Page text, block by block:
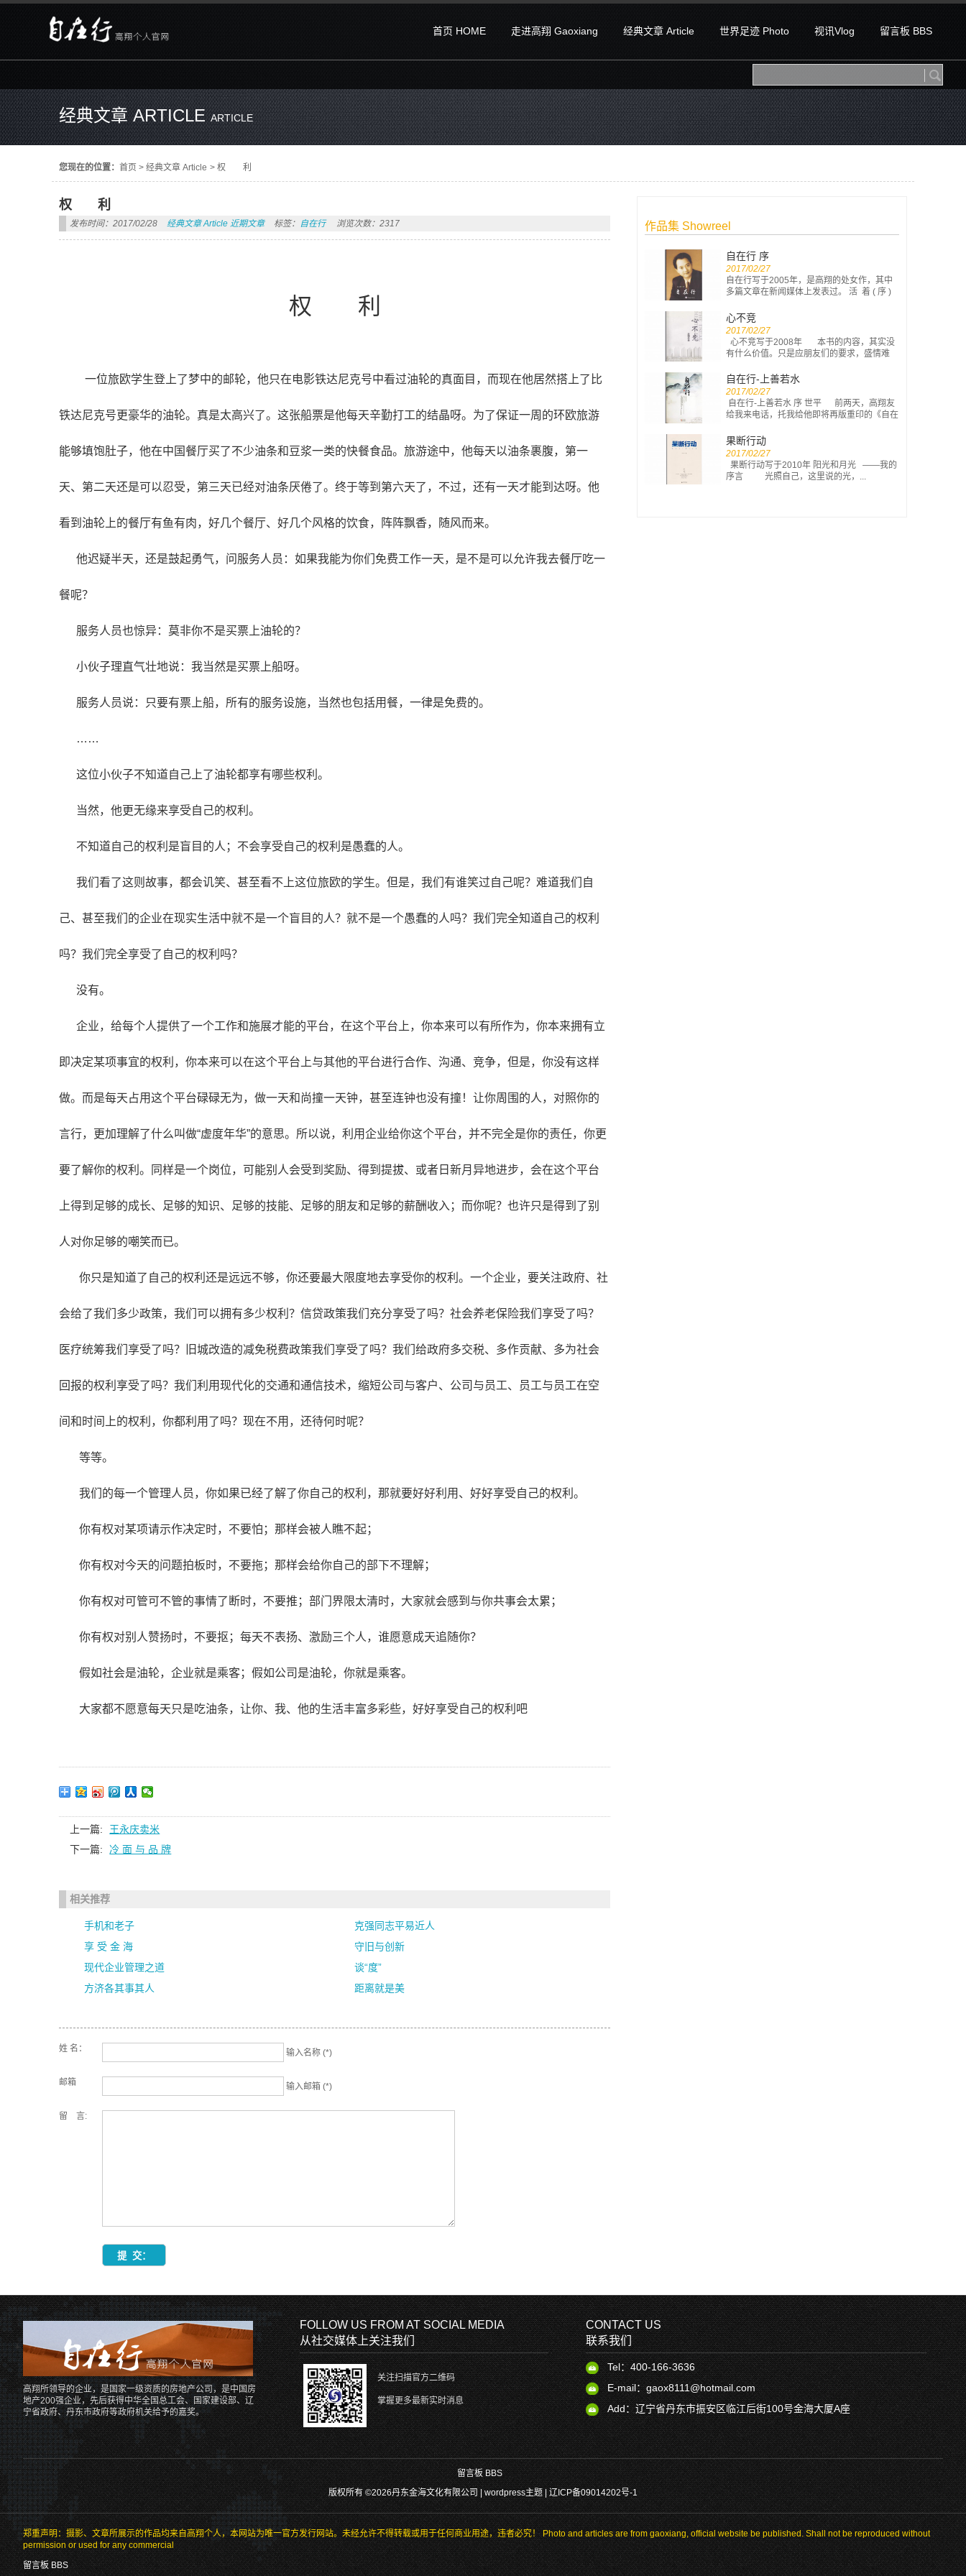
首页 HOME 走进高翔 Gaoxiang 经典文章 Article 世界足迹 Photo 视讯Vlog 留言板 BBS
经典文章 ARTICLEARTICLE
您现在的位置： 首页 > 经典文章 Article > 权 利
作品集 Showreel
自在行 序
2017/02/27
自在行写于2005年，是高翔的处女作，其中
多篇文章在新闻媒体上发表过。 活 着 ( 序 )
心不竞
2017/02/27
心不竞写于2008年 本书的内容，其实没
有什么价值。只是应朋友们的要求，盛情难
自在行-上善若水
2017/02/27
自在行-上善若水 序 世平 前两天，高翔友
给我来电话，托我给他即将再版重印的《自在
果断行动
2017/02/27
果断行动写于2010年 阳光和月光 ——我的
序言 光照自己，这里说的光，...
权 利
发布时间：2017/02/28 经典文章 Article 近期文章 标签： 自在行 浏览次数：2317
权 利
一位旅欧学生登上了梦中的邮轮，他只在电影铁达尼克号中看过油轮的真面目，而现在他居然搭上了比
铁达尼克号更豪华的油轮。真是太高兴了。这张船票是他每天辛勤打工的结晶呀。为了保证一周的环欧旅游
能够填饱肚子，他在中国餐厅买了不少油条和豆浆一类的快餐食品。旅游途中，他每天以油条裹腹，第一
天、第二天还是可以忍受，第三天已经对油条厌倦了。终于等到第六天了，不过，还有一天才能到达呀。他
看到油轮上的餐厅有鱼有肉，好几个餐厅、好几个风格的饮食，阵阵飘香，随风而来。
他迟疑半天，还是鼓起勇气，问服务人员：如果我能为你们免费工作一天，是不是可以允许我去餐厅吃一
餐呢？
服务人员也惊异：莫非你不是买票上油轮的？
小伙子理直气壮地说：我当然是买票上船呀。
服务人员说：只要有票上船，所有的服务设施，当然也包括用餐，一律是免费的。
……
这位小伙子不知道自己上了油轮都享有哪些权利。
当然，他更无缘来享受自己的权利。
不知道自己的权利是盲目的人；不会享受自己的权利是愚蠢的人。
我们看了这则故事，都会讥笑、甚至看不上这位旅欧的学生。但是，我们有谁笑过自己呢？难道我们自
己、甚至我们的企业在现实生活中就不是一个盲目的人？就不是一个愚蠢的人吗？我们完全知道自己的权利
吗？我们完全享受了自己的权利吗？
没有。
企业，给每个人提供了一个工作和施展才能的平台，在这个平台上，你本来可以有所作为，你本来拥有立
即决定某项事宜的权利，你本来可以在这个平台上与其他的平台进行合作、沟通、竞争，但是，你没有这样
做。而是每天占用这个平台碌碌无为，做一天和尚撞一天钟，甚至连钟也没有撞！让你周围的人，对照你的
言行，更加理解了什么叫做“虚度年华”的意思。所以说，利用企业给你这个平台，并不完全是你的责任，你更
要了解你的权利。同样是一个岗位，可能别人会受到奖励、得到提拔、或者日新月异地进步，会在这个平台
上得到足够的成长、足够的知识、足够的技能、足够的朋友和足够的薪酬收入；而你呢？也许只是得到了别
人对你足够的嘲笑而已。
你只是知道了自己的权利还是远远不够，你还要最大限度地去享受你的权利。一个企业，要关注政府、社
会给了我们多少政策，我们可以拥有多少权利？信贷政策我们充分享受了吗？社会养老保险我们享受了吗？
医疗统筹我们享受了吗？旧城改造的减免税费政策我们享受了吗？我们给政府多交税、多作贡献、多为社会
回报的权利享受了吗？我们利用现代化的交通和通信技术，缩短公司与客户、公司与员工、员工与员工在空
间和时间上的权利，你都利用了吗？现在不用，还待何时呢？
等等。
我们的每一个管理人员，你如果已经了解了你自己的权利，那就要好好利用、好好享受自己的权利。
你有权对某项请示作决定时，不要怕；那样会被人瞧不起；
你有权对今天的问题拍板时，不要拖；那样会给你自己的部下不理解；
你有权对可管可不管的事情了断时，不要推；部门界限太清时，大家就会感到与你共事会太累；
你有权对别人赞扬时，不要抠；每天不表扬、激励三个人，谁愿意成天追随你？
假如社会是油轮，企业就是乘客；假如公司是油轮，你就是乘客。
大家都不愿意每天只是吃油条，让你、我、他的生活丰富多彩些，好好享受自己的权利吧
上一篇:
王永庆卖米
下一篇:
冷 面 与 品 牌
相关推荐
手机和老子
克强同志平易近人
享 受 金 海
守旧与创新
现代企业管理之道
谈“度”
方济各其事其人
距离就是美
姓 名： 输入名称 (*)
邮箱 输入邮箱 (*)
留 言:
高翔所领导的企业，是国家一级资质的房地产公司，是中国房
地产200强企业，先后获得中华全国总工会、国家建设部、辽
宁省政府、丹东市政府等政府机关给予的嘉奖。
FOLLOW US FROM AT SOCIAL MEDIA
从社交媒体上关注我们
关注扫描官方二维码
掌握更多最新实时消息
CONTACT US
联系我们
Tel：400-166-3636
E-mail：gaox8111@hotmail.com
Add：辽宁省丹东市振安区临江后街100号金海大厦A座
留言板 BBS
版权所有 ©2026丹东金海文化有限公司 | wordpress主题 | 辽ICP备09014202号-1
郑重声明：摄影、文章所展示的作品均来自高翔个人，本网站为唯一官方发行网站。未经允许不得转载或用于任何商业用途，违者必究！ Photo and articles are from gaoxiang, official website be published. Shall not be reproduced without
permission or used for any commercial
留言板 BBS